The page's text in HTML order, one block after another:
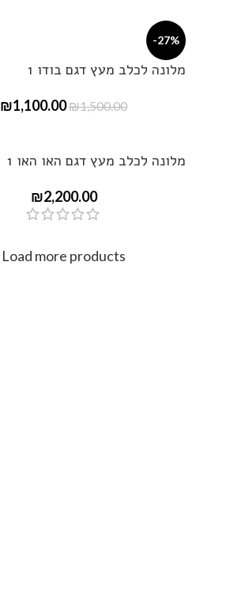
-27%
מלונה לכלב מעץ דגם בודו 1
₪1,500.00
₪1,100.00
מלונה לכלב מעץ דגם האו האו 1
₪2,200.00
Load more products